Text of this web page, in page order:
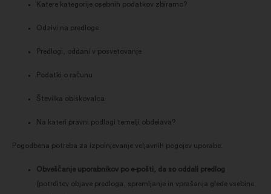
Katere kategorije osebnih podatkov zbiramo?
Odzivi na predloge
Predlogi, oddani v posvetovanje
Podatki o računu
Številka obiskovalca
Na kateri pravni podlagi temelji obdelava?
Pogodbena potreba za izpolnjevanje veljavnih pogojev uporabe.
Obveščanje uporabnikov po e-pošti, da so oddali predlog
(potrditev objave predloga, spremljanje in vprašanja glede vsebine